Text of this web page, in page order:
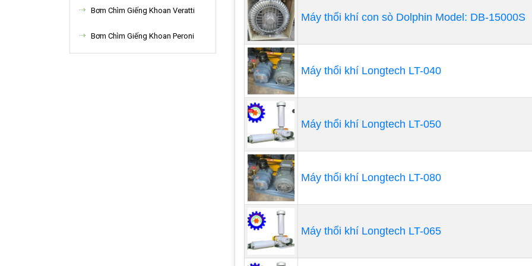
Bơm Chìm Giếng Khoan Veratti
Bơm Chìm Giếng Khoan Peroni
1.Mô tả một hệ thống điều khiển quạt
dụng trong các nhà máy và nhà máy xử
Về cơ bản, một hệ thống điều khiển quạt máy thổi thông
dụng trên các máy thổi riêng lẻ để điều chỉnh luồng khí vào
tập trung tích hợp các máy thổi và đảm bảo chúng hoạt
lượng tối ưu dựa trên các quy trình liên quan.
Máy thổi khí con sò Dolphin Model: DB-15000S
Máy thổi khí Longtech LT-040
Máy thổi khí Longtech LT-050
Máy thổi khí Longtech LT-080
Máy thổi khí Longtech LT-065